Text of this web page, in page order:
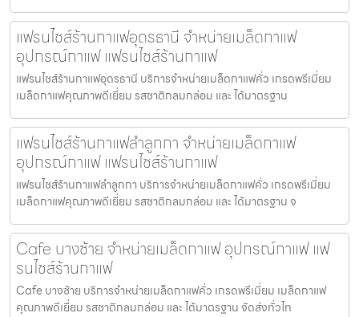
แฟรนไชส์ร้านกาแฟอุดรธานี จำหน่ายเมล็ดกาแฟ
อุปกรณ์กาแฟ แฟรนไชส์ร้านกาแฟ
แฟรนไชส์ร้านกาแฟอุดรธานี บริการจำหน่ายเมล็ดกาแฟคั่ว เกรดพรีเมี่ยม
เมล็ดกาแฟคุณภาพดีเยี่ยม รสชาติกลมกล่อม และ ได้มาตรฐาน
แฟรนไชส์ร้านกาแฟลำลูกกา จำหน่ายเมล็ดกาแฟ
อุปกรณ์กาแฟ แฟรนไชส์ร้านกาแฟ
แฟรนไชส์ร้านกาแฟลำลูกกา บริการจำหน่ายเมล็ดกาแฟคั่ว เกรดพรีเมี่ยม
เมล็ดกาแฟคุณภาพดีเยี่ยม รสชาติกลมกล่อม และ ได้มาตรฐาน จ
Cafe บางซ้าย จำหน่ายเมล็ดกาแฟ อุปกรณ์กาแฟ แฟ
รนไชส์ร้านกาแฟ
Cafe บางซ้าย บริการจำหน่ายเมล็ดกาแฟคั่ว เกรดพรีเมี่ยม เมล็ดกาแฟ
คุณภาพดีเยี่ยม รสชาติกลมกล่อม และ ได้มาตรฐาน จัดส่งทั่วไท